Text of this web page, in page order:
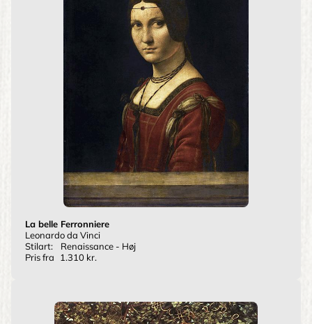
La belle Ferronniere
Leonardo da Vinci
Stilart:
Renaissance - Høj
Pris fra
1.310 kr.